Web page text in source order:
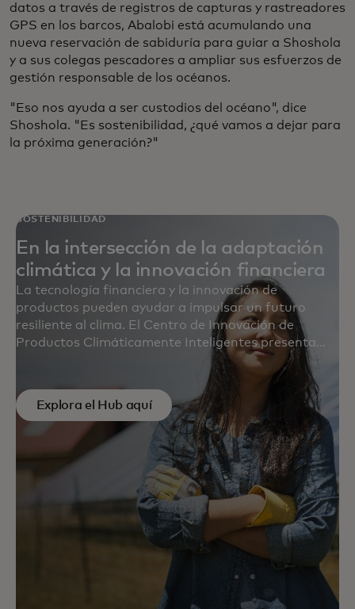
datos a través de registros de capturas y rastreadores
GPS en los barcos, Abalobi está acumulando una
nueva reservación de sabiduría para guiar a Shoshola
y a sus colegas pescadores a ampliar sus esfuerzos de
gestión responsable de los océanos.
"Eso nos ayuda a ser custodios del océano", dice
Shoshola. "Es sostenibilidad, ¿qué vamos a dejar para
la próxima generación?"
SOSTENIBILIDAD
En la intersección de la adaptación
climática y la innovación financiera
La tecnología financiera y la innovación de
productos pueden ayudar a impulsar un futuro
resiliente al clima. El Centro de Innovación de
Productos Climáticamente Inteligentes presenta
soluciones de servicios bancarios y financieros
habilitados por la tecnología que satisfacen las
necesidades planetarias reales y sirven a las
comunidades vulnerables al clima y los ecosistemas
Explora el Hub aquí